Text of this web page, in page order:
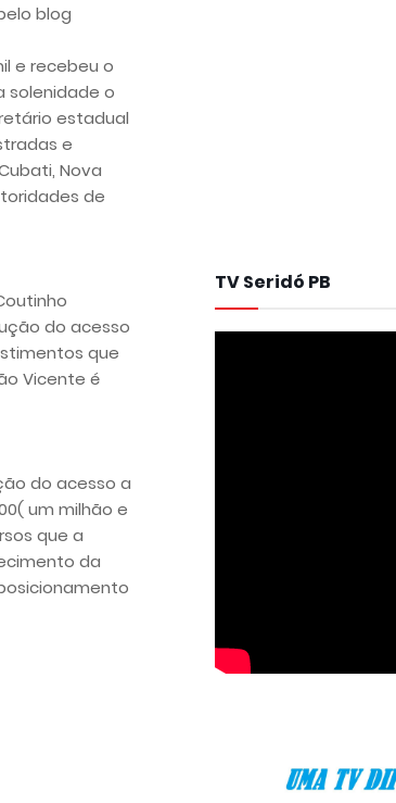
blog
e recebeu o
solenidade o
estadual
e
Nova
de
do acesso
que
Vicente é
do acesso a
um milhão e
que a
da
TV Seridó PB